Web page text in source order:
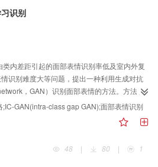
的预测结果。将不同尺度的预测结果融合得
（self-balanced sensitivity
change detection）和全卷积网络（fully
检测方法进行对比。与性能第2的模型FCN
visual localization of Carnegie Mellon
数据集中，综合评价指标F1值和精度值分别
panoramic change detection）数据集中，
8.5%和5.8%。结论本文提出的基于多尺度深
卷积神经网络的不同网络层特征，有效克服
据集上均能得到较为鲁棒的变化检测结果。
识别
内差距引起的面部表情识别率低及室内外复
识别难度大等问题，提出一种利用生成对抗
，GAN）识别面部表情的方法。方法在
IC-GAN（intra-class gap GAN）网络结构，
自制混合表情图像进行更深层次的特征提取，
moment estimation）优化算法进行网络权重
识别过程中的类内差距较大的表情进行识
的任务。结果基于Pytorch环境，在自制的面
GAN(intra-class gap GAN);面部表情识别
48
| 80 | 1